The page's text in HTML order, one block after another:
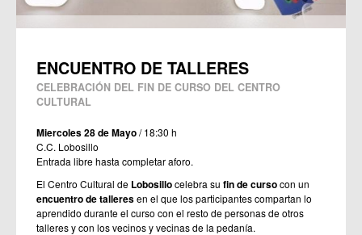
ENCUENTRO DE TALLERES
CELEBRACIÓN DEL FIN DE CURSO DEL CENTRO
CULTURAL
Miercoles 28 de Mayo/ 18:30 h
C.C. Lobosillo
Entrada libre hasta completar aforo.
El Centro Cultural de Lobosillocelebra su fin de cursocon un
encuentro de talleresen el que los participantes compartan lo
aprendido durante el curso con el resto de personas de otros
talleres y con los vecinos y vecinas de la pedanía.